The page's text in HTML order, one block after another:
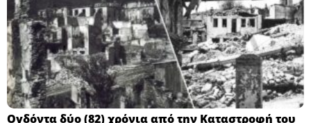
Ογδόντα δύο (82) χρόνια από την Καταστροφή του